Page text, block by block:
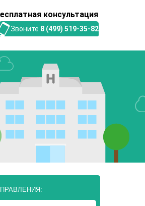
консультация
Звоните 8 (499) 519-35-82